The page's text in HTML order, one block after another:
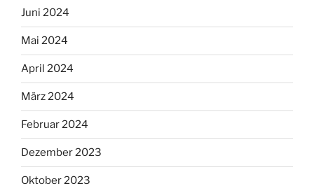
Juni 2024
Mai 2024
April 2024
März 2024
Februar 2024
Dezember 2023
Oktober 2023